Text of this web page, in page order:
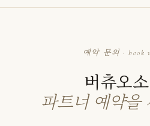
예약 문의 · book
버츄오
파트너 예약을